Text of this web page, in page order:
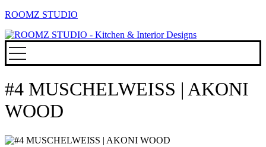
ROOMZ STUDIO
#4 MUSCHELWEISS | AKONI
WOOD